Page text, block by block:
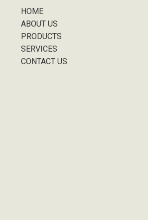
HOME
ABOUT US
PRODUCTS
SERVICES
CONTACT US